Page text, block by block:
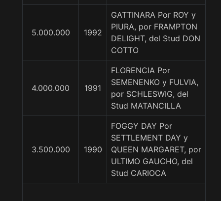
5.000.000 1992
GATTINARA Por ROY y
PIURA, por FRAMPTON
DELIGHT, del Stud DON
COTTO
4.000.000 1991
FLORENCIA Por
SEMENENKO y FULVIA,
por SCHLESWIG, del
Stud MATANCILLA
3.500.000 1990
FOGGY DAY Por
SETTLEMENT DAY y
QUEEN MARGARET, por
ULTIMO GAUCHO, del
Stud CARIOCA